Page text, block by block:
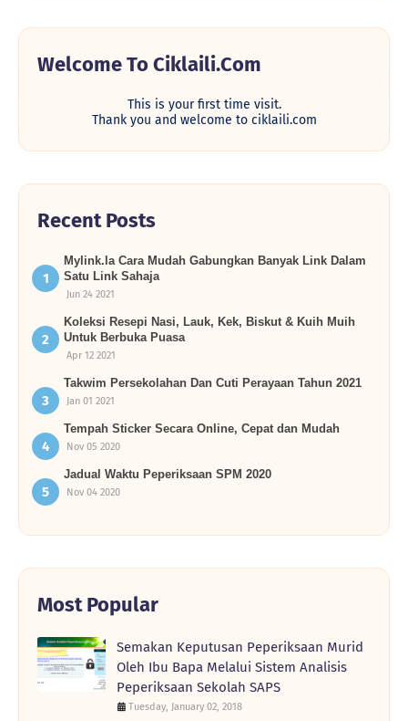
Welcome To Ciklaili.com
This is your first time visit.
Thank you and welcome to ciklaili.com
Recent Posts
Mylink.la Cara Mudah Gabungkan Banyak Link Dalam
Satu Link Sahaja
Jun 24 2021
Koleksi Resepi Nasi, Lauk, Kek, Biskut & Kuih Muih
Untuk Berbuka Puasa
Apr 12 2021
Takwim Persekolahan Dan Cuti Perayaan Tahun 2021
Jan 01 2021
Tempah Sticker Secara Online, Cepat dan Mudah
Nov 05 2020
Jadual Waktu Peperiksaan SPM 2020
Nov 04 2020
Most Popular
Semakan Keputusan Peperiksaan Murid
Oleh Ibu Bapa Melalui Sistem Analisis
Peperiksaan Sekolah SAPS
Tuesday, January 02, 2018